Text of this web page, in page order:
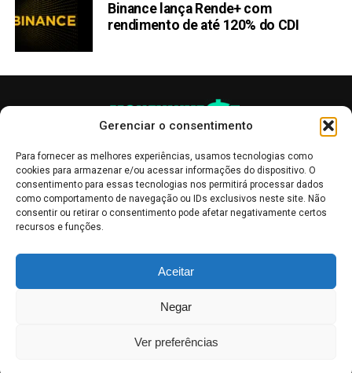
Gerenciar o consentimento
Para fornecer as melhores experiências, usamos tecnologias como
cookies para armazenar e/ou acessar informações do dispositivo. O
consentimento para essas tecnologias nos permitirá processar dados
como comportamento de navegação ou IDs exclusivos neste site. Não
consentir ou retirar o consentimento pode afetar negativamente certos
recursos e funções.
Aceitar
Negar
Ver preferências
Binance lança Rende+ com
rendimento de até 120% do CDI
informativo, servindo como boletins de divulgação, e não devem ser
interpretadas como recomendações de investimento.Leia mais
Bolsa de Valores